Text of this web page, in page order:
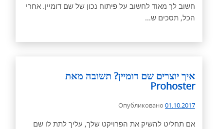
חשוב לך מאוד לחשוב על פיתוח נכון של שם דומיין. אחרי
הכל, תסכים ש...
איך יוצרים שם דומיין? תשובה מאת
Prohoster
Опубликовано 01.10.2017
אם תחליט להשיק את הפרויקט שלך, עליך לתת לו שם